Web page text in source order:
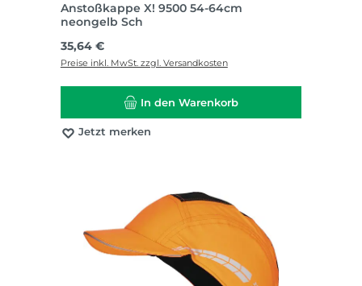
Anstoßkappe X! 9500 54-64cm
neongelb Sch
Regulärer Preis:
35,64 €
Preise inkl. MwSt. zzgl. Versandkosten
In den Warenkorb
Jetzt merken